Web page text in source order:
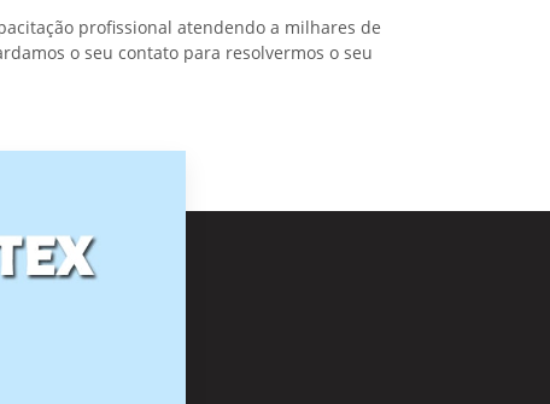
profissional atendendo a milhares de
o seu contato para resolvermos o seu